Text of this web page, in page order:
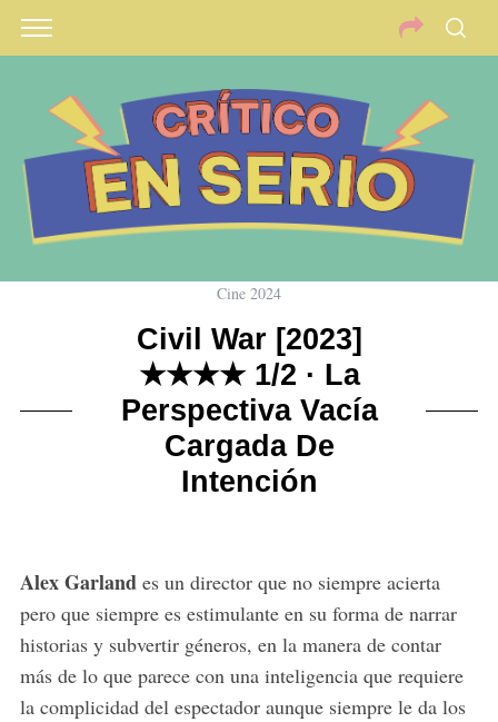
Cine 2024
Civil War [2023]
★★★★ 1/2 · La
Perspectiva Vacía
Cargada De
Intención
Alex Garlandes un director que no siempre acierta
pero que siempre es estimulante en su forma de narrar
historias y subvertir géneros, en la manera de contar
más de lo que parece con una inteligencia que requiere
la complicidad del espectador aunque siempre le da los